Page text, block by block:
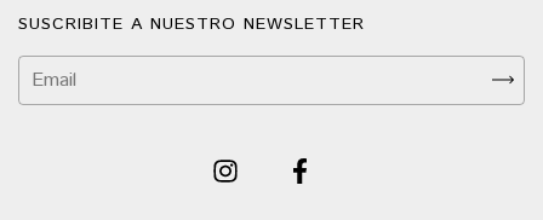
SUSCRIBITE A NUESTRO NEWSLETTER